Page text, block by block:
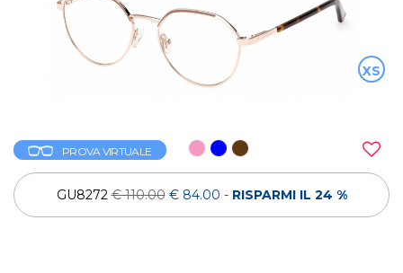
XS
PROVA VIRTUALE
GU8272€ 110.00 € 84.00 - RISPARMI IL 24 %